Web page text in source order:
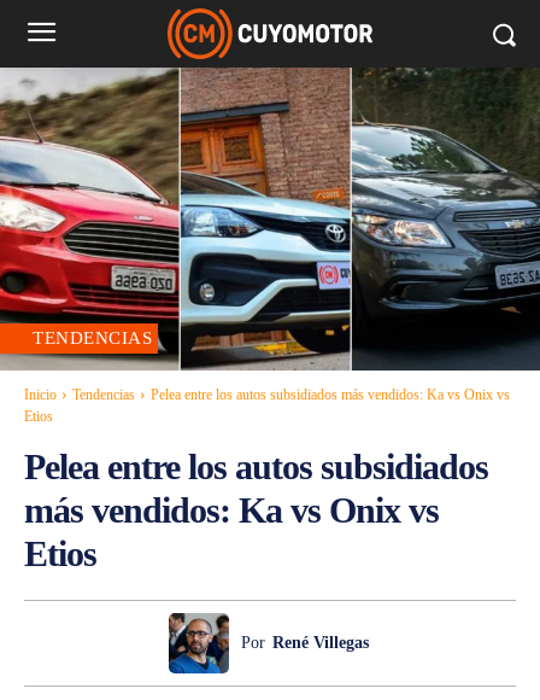
TENDENCIAS
Inicio Tendencias
Pelea entre los autos subsidiados más vendidos: Ka vs Onix vs
Etios
Pelea entre los autos subsidiados
más vendidos: Ka vs Onix vs
Etios
Por René Villegas